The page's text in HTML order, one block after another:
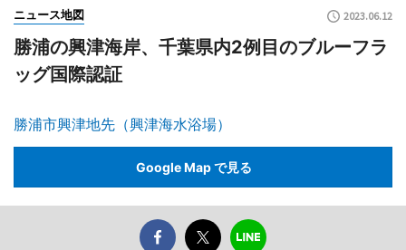
ニュース地図 2023.06.12
勝浦の興津海岸、千葉県内2例目のブルーフラ
ッグ国際認証
勝浦市興津地先（興津海水浴場）
Google Map で見る